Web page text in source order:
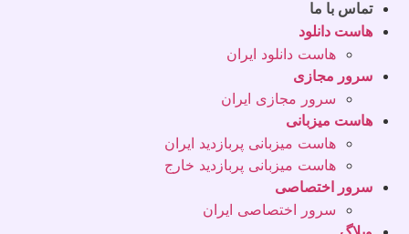
تماس با ما
هاست دانلود
هاست دانلود ایران
سرور مجازی
سرور مجازی ایران
هاست میزبانی
هاست میزبانی پربازدید ایران
هاست میزبانی پربازدید خارج
سرور اختصاصی
سرور اختصاصی ایران